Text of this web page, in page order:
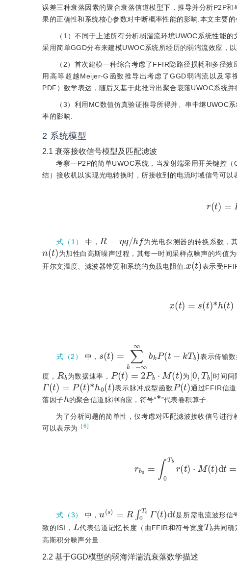
误差三种衰落因素的聚合衰落信道模型下，推导并分析P2P
果的正确性和系统核心参数对中断概率性能的影响.本文主要的
（1）不同于上述所有分析弱湍流环境UWOC系统性能的
采用简单GGD分布来建模UWOC系统所经历的弱湍流效应，
（2）首次建模一种综合考虑了FFIR隐路径损耗和多径
用高等超越Meijer-G函数推导出考虑了GGD弱湍流以及
PDF）数学表达，随后又基于此推导出聚合衰落UWOC系统
（3）利用MC数值仿真验证推导所得并、串中继UWOC
率的影响.
2 系统模型
2.1 衰落接收信号模型及匹配滤波
考察一P2P的简单UWOC系统，当发射端采用开关键控
结）接收机以实现光电转换时，所接收到的电流时域信号可以
r =
式（1） 中，
R hf
为光电探测器的转换系数，
(t)
为加性白高斯噪声过程，其每一时间采样点噪声的均值
开尔文温度、滤波器带宽和系统的负载电阻值.
x(t)
表示受
式（2） 中，
(t) k=-∞ ∞ bkP Tb
表示传输
度，
Rb
为数据速率，
P(t)=2Pb⋅M (t )
为
[0 Tb]
时间间
Γ(t)= P( t)*h0(t)
表示脉冲成型函数
P(t)
通过FFIR信道
落因子
h
的聚合信道脉冲响应，符号“
*
”代表卷积算子.
为了分析问题的简单性，仅考虑对匹配滤波接收信号进行
可以表示为
［6］
∫0
式（3） 中，
(s R∫0 Tb Γ(t)d t
是所需电流波形信
致的ISI，
L
代表信道记忆长度（由FFIR和符号宽度
Tb
共同确
高斯积分噪声分量.
2.2 基于GGD模型的弱海洋湍流衰落数学描述